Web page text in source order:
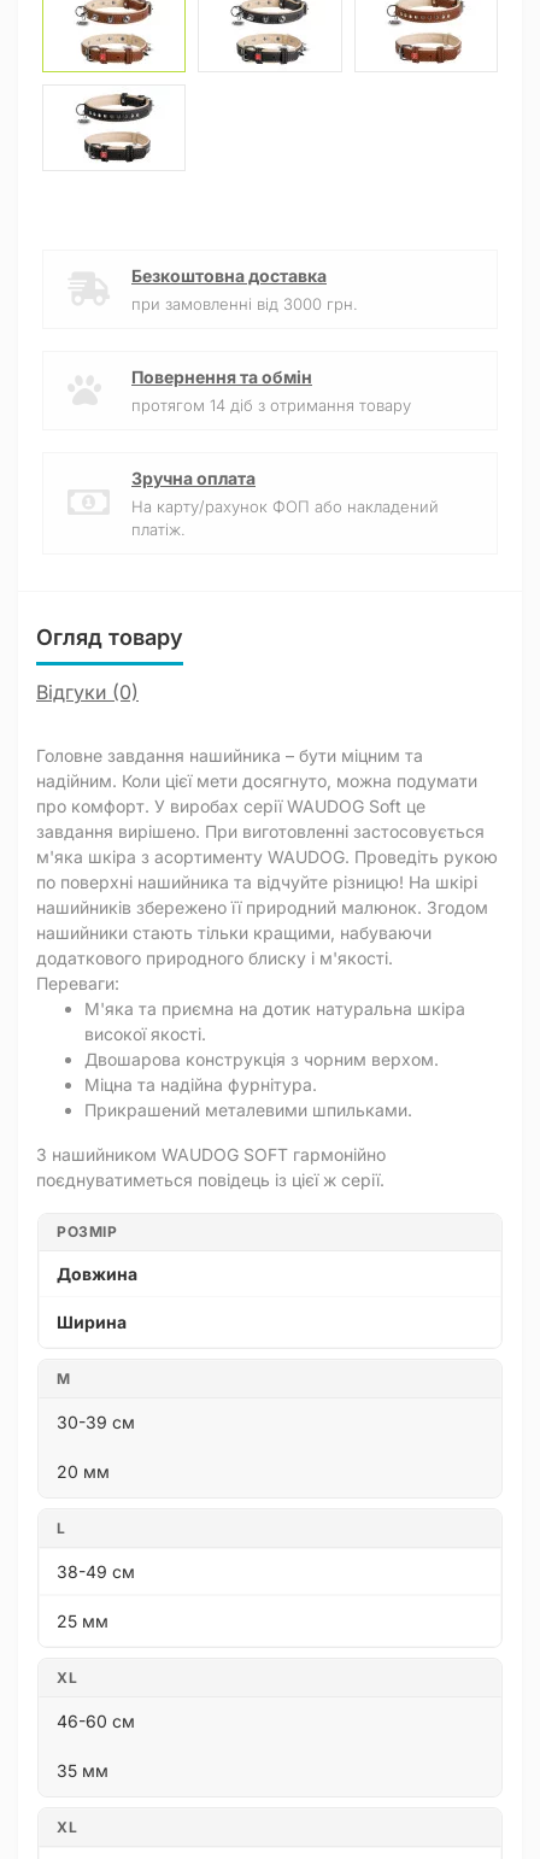
Безкоштовна доставка
при замовленні від 3000 грн.
Повернення та обмін
протягом 14 діб з отримання товару
Зручна оплата
На карту/рахунок ФОП або накладений
платіж.
Огляд товару
Відгуки (0)
Головне завдання нашийника – бути міцним та
надійним. Коли цієї мети досягнуто, можна подумати
про комфорт. У виробах серії WAUDOG Soft це
завдання вирішено. При виготовленні застосовується
м'яка шкіра з асортименту WAUDOG. Проведіть рукою
по поверхні нашийника та відчуйте різницю! На шкірі
нашийників збережено її природний малюнок. Згодом
нашийники стають тільки кращими, набуваючи
додаткового природного блиску і м'якості.
Переваги:
М'яка та приємна на дотик натуральна шкіра
високої якості.
Двошарова конструкція з чорним верхом.
Міцна та надійна фурнітура.
Прикрашений металевими шпильками.
З нашийником WAUDOG SOFT гармонійно
поєднуватиметься повідець із цієї ж серії.
РОЗМІР
Довжина
Ширина
M
30-39 см
20 мм
L
38-49 см
25 мм
XL
46-60 см
35 мм
XL